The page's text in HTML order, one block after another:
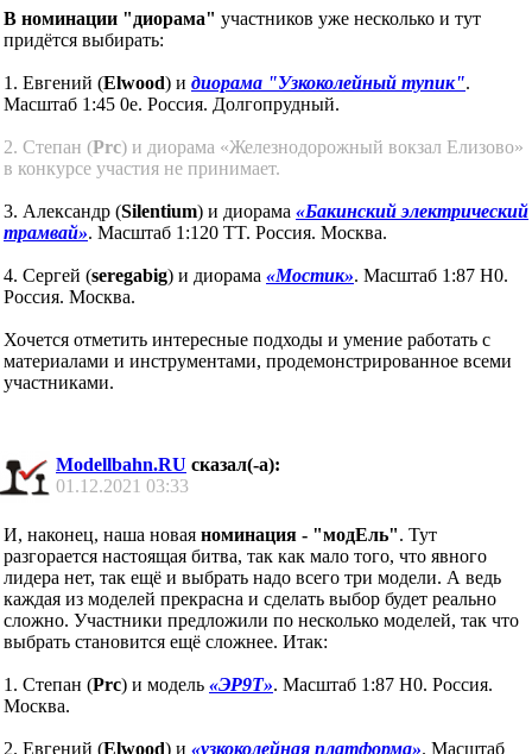
В номинации "диорама" участников уже несколько и тут
придётся выбирать:
1. Евгений (Elwood) и диорама "Узкоколейный тупик".
Масштаб 1:45 0e. Россия. Долгопрудный.
2. Степан (Prc) и диорама «Железнодорожный вокзал Елизово»
в конкурсе участия не принимает.
3. Александр (Silentium) и диорама «Бакинский электрический
трамвай». Масштаб 1:120 TT. Россия. Москва.
4. Сергей (seregabig) и диорама «Мостик». Масштаб 1:87 H0.
Россия. Москва.
Хочется отметить интересные подходы и умение работать с
материалами и инструментами, продемонстрированное всеми
участниками.
Modellbahn.RU сказал(-а):
01.12.2021 03:33
И, наконец, наша новая номинация - "модЕль". Тут
разгорается настоящая битва, так как мало того, что явного
лидера нет, так ещё и выбрать надо всего три модели. А ведь
каждая из моделей прекрасна и сделать выбор будет реально
сложно. Участники предложили по несколько моделей, так что
выбрать становится ещё сложнее. Итак:
1. Степан (Prc) и модель «ЭР9Т». Масштаб 1:87 H0. Россия.
Москва.
2. Евгений (Elwood) и «узкоколейная платформа». Масштаб